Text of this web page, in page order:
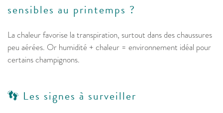
sensibles au printemps ?
La chaleur favorise la transpiration, surtout dans des chaussures
peu aérées. Or humidité + chaleur = environnement idéal pour
certains champignons.
👣 Les signes à surveiller